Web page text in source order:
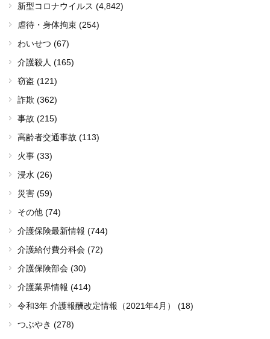
新型コロナウイルス (4,842)
虐待・身体拘束 (254)
わいせつ (67)
介護殺人 (165)
窃盗 (121)
詐欺 (362)
事故 (215)
高齢者交通事故 (113)
火事 (33)
浸水 (26)
災害 (59)
その他 (74)
介護保険最新情報 (744)
介護給付費分科会 (72)
介護保険部会 (30)
介護業界情報 (414)
令和3年 介護報酬改定情報（2021年4月） (18)
つぶやき (278)